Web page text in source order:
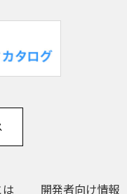
開発者向け情報